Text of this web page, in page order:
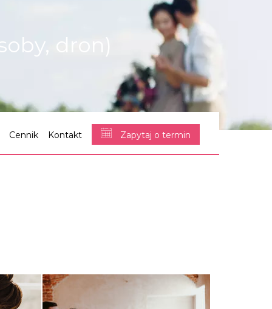
dron)
Cennik Kontakt Zapytaj o termin